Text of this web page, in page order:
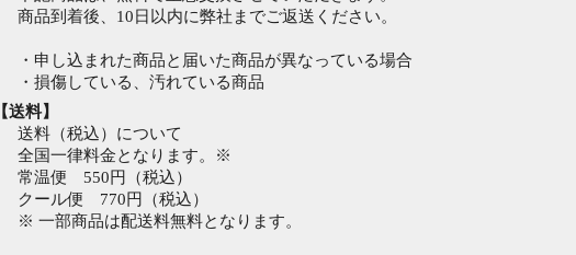
商品到着後、10日以内に弊社までご返送ください。
・申し込まれた商品と届いた商品が異なっている場合
・損傷している、汚れている商品
【送料】
送料（税込）について
全国一律料金となります。※
常温便 550円（税込）
クール便 770円（税込）
※ 一部商品は配送料無料となります。